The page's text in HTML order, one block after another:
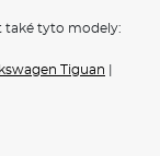
také tyto modely:
Tiguan